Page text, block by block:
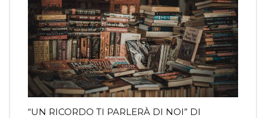
“UN RICORDO TI PARLERÀ DI NOI” DI